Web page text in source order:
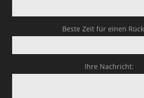
Beste Zeit für einen
Ihre Nachricht: